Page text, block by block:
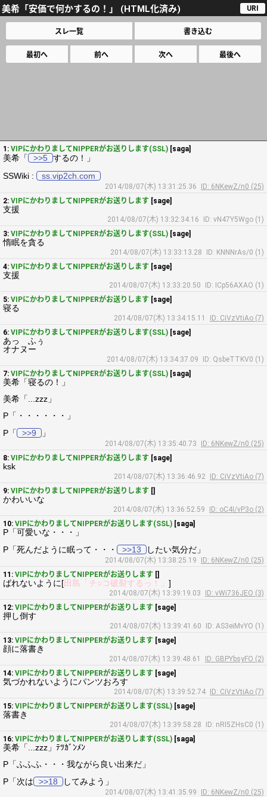
美希「安価で何かするの！」 (HTML化済み) URI
スレ一覧 書き込む
最初へ 前へ 次へ 最後へ
1: VIPにかわりましてNIPPERがお送りします(SSL) [saga]
美希「 >>5 するの！」
SSWiki :
ss.vip2ch.com
2014/08/07(木) 13:31:25.36
ID: 6NKewZ/n0 (25)
2: VIPにかわりましてNIPPERがお送りします [sage]
支援
2014/08/07(木) 13:32:34.16
ID: vN47Y5Wgo (1)
3: VIPにかわりましてNIPPERがお送りします(SSL) [sage]
惰眠を貪る
2014/08/07(木) 13:33:13.28
ID: KNNNrAs/0 (1)
4: VIPにかわりましてNIPPERがお送りします [sage]
支援
2014/08/07(木) 13:33:20.50
ID: ICp56AXAO (1)
5: VIPにかわりましてNIPPERがお送りします [sage]
寝る
2014/08/07(木) 13:34:15.11
ID: CiVzVtiAo (7)
6: VIPにかわりましてNIPPERがお送りします(SSL) [sage]
あっ ふぅ
オナヌー
2014/08/07(木) 13:34:37.09
ID: QsbeTTKV0 (1)
7: VIPにかわりましてNIPPERがお送りします(SSL) [saga]
美希「寝るの！」
美希「...zzz」
P「・・・・・・」
P「
>>9 」
2014/08/07(木) 13:35:40.73
ID: 6NKewZ/n0 (25)
8: VIPにかわりましてNIPPERがお送りします [sage]
ksk
2014/08/07(木) 13:36:46.92
ID: CiVzVtiAo (7)
9: VIPにかわりましてNIPPERがお送りします []
かわいいな
2014/08/07(木) 13:36:52.59
ID: oC4I/vP3o (2)
10: VIPにかわりましてNIPPERがお送りします(SSL) [saga]
P「可愛いな・・・」
P「死んだように眠って・・・
>>13 したい気分だ」
2014/08/07(木) 13:38:25.19
ID: 6NKewZ/n0 (25)
11: VIPにかわりましてNIPPERがお送りします []
ばれないように[田島「チ○コ破裂するっ！」 ]
2014/08/07(木) 13:39:19.03
ID: vWi736JEO (3)
12: VIPにかわりましてNIPPERがお送りします [sage]
押し倒す
2014/08/07(木) 13:39:41.60
ID: AS3eiMvYO (1)
13: VIPにかわりましてNIPPERがお送りします [sage]
顔に落書き
2014/08/07(木) 13:39:48.61
ID: GBPYbsyFO (2)
14: VIPにかわりましてNIPPERがお送りします [sage]
気づかれないようにパンツおろす
2014/08/07(木) 13:39:52.74
ID: CiVzVtiAo (7)
15: VIPにかわりましてNIPPERがお送りします(SSL) [sage]
落書き
2014/08/07(木) 13:39:58.28
ID: nRI5ZHsC0 (1)
16: VIPにかわりましてNIPPERがお送りします(SSL) [saga]
美希「...zzz」ﾃﾂｶﾞﾝﾒﾝ
P「ふふふ・・・我ながら良い出来だ」
P「次は
>>18 してみよう」
2014/08/07(木) 13:41:35.99
ID: 6NKewZ/n0 (25)